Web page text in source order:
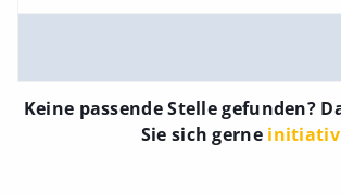
Keine passende Stelle gefunden?
Sie sich gerne initiativ